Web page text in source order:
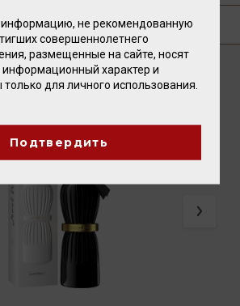
не рекомендованную
совершеннолетнего
размещенные на сайте, носят
характер и
для личного использования.
Подтвердить